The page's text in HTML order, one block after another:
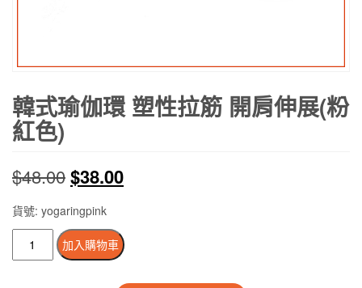
韓式瑜伽環 塑性拉筋 開肩伸展(粉
紅色)
$48.00原
始
價
$38.00目
價
貨號: yogaringpink
式
加入購物車